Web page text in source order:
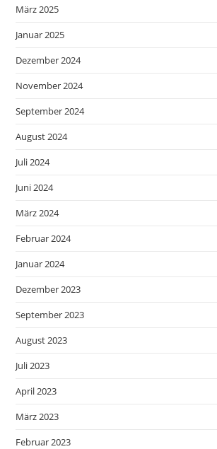
März 2025
Januar 2025
Dezember 2024
November 2024
September 2024
August 2024
Juli 2024
Juni 2024
März 2024
Februar 2024
Januar 2024
Dezember 2023
September 2023
August 2023
Juli 2023
April 2023
März 2023
Februar 2023